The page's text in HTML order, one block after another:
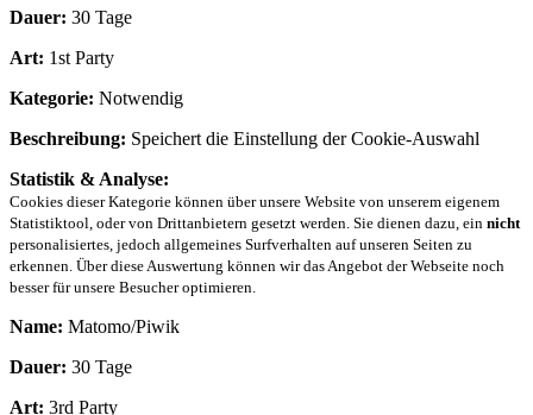
Dauer: 30 Tage
Art: 1st Party
Kategorie: Notwendig
Beschreibung: Speichert die Einstellung der Cookie-Auswahl
Statistik & Analyse:
Cookies dieser Kategorie können über unsere Website von unserem eigenem
Statistiktool, oder von Drittanbietern gesetzt werden. Sie dienen dazu, ein nicht
personalisiertes, jedoch allgemeines Surfverhalten auf unseren Seiten zu
erkennen. Über diese Auswertung können wir das Angebot der Webseite noch
besser für unsere Besucher optimieren.
Name: Matomo/Piwik
Dauer: 30 Tage
Art: 3rd Party